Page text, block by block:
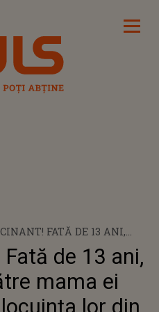
FATĂ DE 13 ANI,
DE CĂTRE MAMA EI
ÎN LOCUINȚA LOR
DECLARAȚIILE
„ERA MAI REȚINUTĂ
STINGHERĂ
de 13 ani,
mama ei
lor din